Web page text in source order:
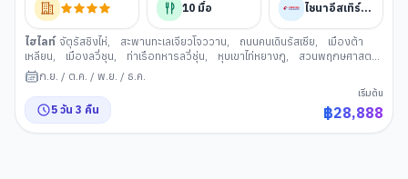
10 มื้อ ไชนาอีสเทิร์นแอร์ไลน์
ไฮไลท์ จัตุรัสชิงไห่, สะพานทะเลเจียวโจววาน, ถนนคนเดินรัสเซีย,
เมืองต้า
เหลียน, เมืองลวี่ชุน, ท่าเรือทหารลวี่ชุ่น, หุบเขาไท่หยางกู,
สวนพฤกษศาสตร์
อิงเกอซือ , ย่านถนนกวนตง
เหลียน
วัดเหิงซาน
ก.ย. / ต.ค. / พ.ย. / ธ.ค.
5 วัน 3 คืน
เริ่มต้น
฿28,888